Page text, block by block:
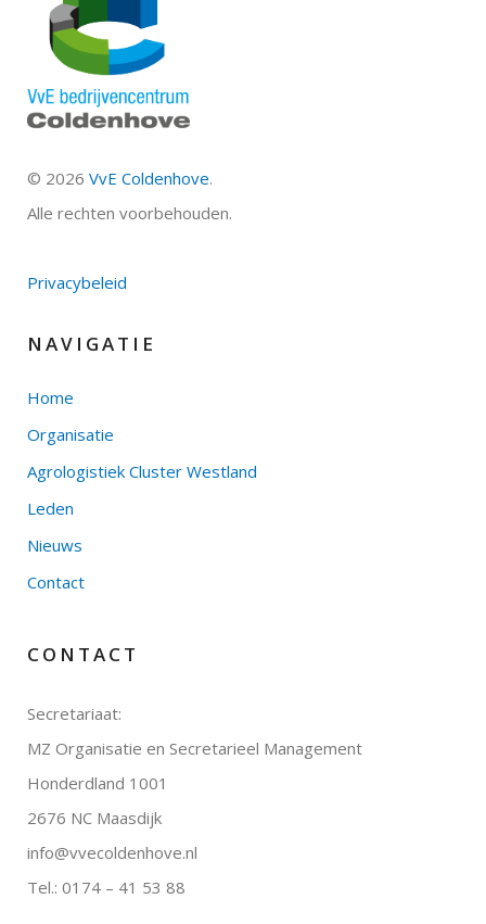
© 2026 VvE Coldenhove.
Alle rechten voorbehouden.
Privacybeleid
NAVIGATIE
Home
Organisatie
Agrologistiek Cluster Westland
Leden
Nieuws
Contact
CONTACT
Secretariaat:
MZ Organisatie en Secretarieel Management
Honderdland 1001
2676 NC Maasdijk
info@vvecoldenhove.nl
Tel.: 0174 – 41 53 88